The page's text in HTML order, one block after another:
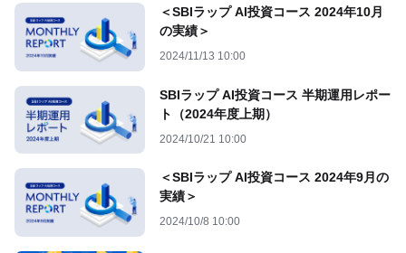
＜SBIラップ AI投資コース 2024年10月
の実績＞
2024/11/13 10:00
SBIラップ AI投資コース 半期運用レポー
ト（2024年度上期）
2024/10/21 10:00
＜SBIラップ AI投資コース 2024年9月の
実績＞
2024/10/8 10:00